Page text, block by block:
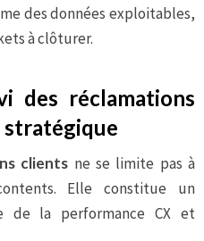
des données exploitables,
à clôturer.
des réclamations
stratégique
clients ne se limite pas à
Elle constitue un
de la performance CX et